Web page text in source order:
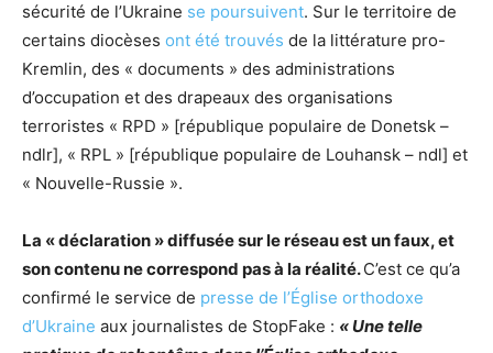
sécurité de l’Ukraine se poursuivent. Sur le territoire de
certains diocèses ont été trouvés de la littérature pro-
Kremlin, des « documents » des administrations
d’occupation et des drapeaux des organisations
terroristes « RPD » [république populaire de Donetsk –
ndlr], « RPL » [république populaire de Louhansk – ndl] et
« Nouvelle-Russie ».
La « déclaration » diffusée sur le réseau est un faux, et
son contenu ne correspond pas à la réalité.C’est ce qu’a
confirmé le service de presse de l’Église orthodoxe
d’Ukraine aux journalistes de StopFake : « Une telle